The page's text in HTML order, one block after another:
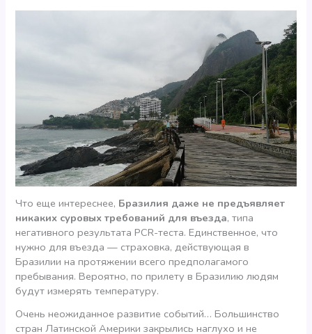
Что еще интереснее, Бразилия даже не предъявляет
никаких суровых требований для въезда, типа
негативного результата PCR-теста. Единственное, что
нужно для въезда — страховка, действующая в
Бразилии на протяжении всего предполагамого
пребывания. Вероятно, по прилету в Бразилию людям
будут измерять температуру.
Очень неожиданное развитие событий… Большинство
стран Латинской Америки закрылись наглухо и не